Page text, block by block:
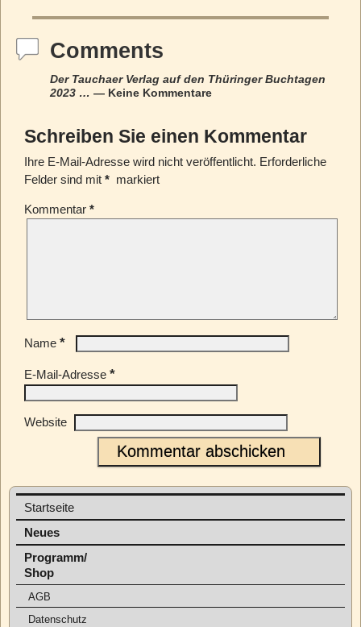
Comments
Der Tauchaer Verlag auf den Thüringer Buchtagen
2023 … — Keine Kommentare
Schreiben Sie einen Kommentar
Ihre E-Mail-Adresse wird nicht veröffentlicht. Erforderliche
Felder sind mit * markiert
Kommentar *
Name *
E-Mail-Adresse *
Website
Startseite
Neues
Programm/
Shop
AGB
Datenschutz